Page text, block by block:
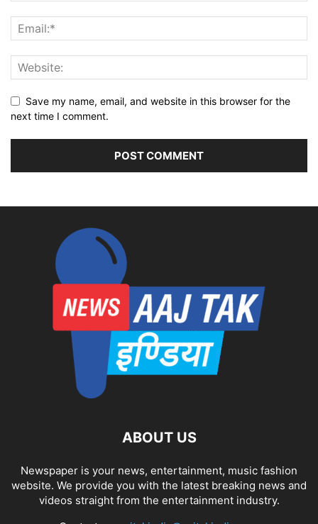
Save my name, email, and website in this browser for the
next time I comment.
ABOUT US
Newspaper is your news, entertainment, music fashion
website. We provide you with the latest breaking news and
videos straight from the entertainment industry.